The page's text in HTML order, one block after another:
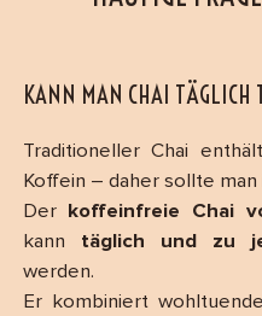
KANN MAN CHAI TÄGLICH
Traditioneller Chai
Koffein – daher sollte
Der
koffeinfreie Chai
kann täglich und zu
werden.
Er kombiniert